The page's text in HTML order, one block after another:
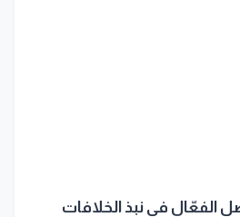
الفعّال في نبذ الخلافات